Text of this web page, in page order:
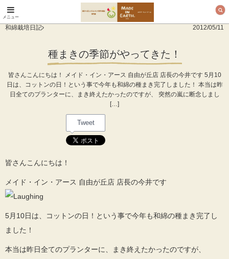
オーガニックコットン
メニュー
和綿栽培日記 2012/05/11
種まきの季節がやってきた！
皆さんこんにちは！ メイド・イン・アース 自由が丘店 店長の今井です 5月10
日は、コットンの日！という事で今年も和綿の種まき完了しました！ 本当は昨
日全てのプランターに、まき終えたかったのですが、 突然の嵐に断念しまし
[…]
Tweet
皆さんこんにちは！
メイド・イン・アース 自由が丘店 店長の今井です
5月10日は、コットンの日！という事で今年も和綿の種まき完了し
ました！
本当は昨日全てのプランターに、まき終えたかったのですが、